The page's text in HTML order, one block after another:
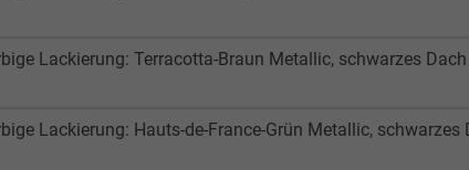
Lackierung: Terracotta-Braun Metallic, schwarzes Dach
Lackierung: Hauts-de-France-Grün Metallic, schwarzes